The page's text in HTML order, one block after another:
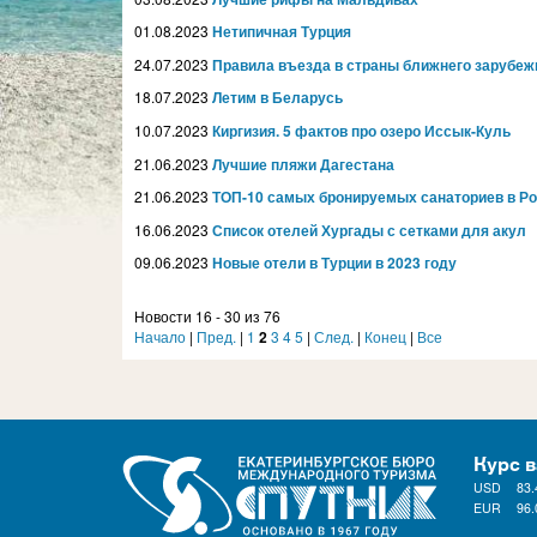
01.08.2023 Нетипичная Турция
24.07.2023 Правила въезда в страны ближнего
18.07.2023 Летим в Беларусь
10.07.2023 Киргизия. 5 фактов про озеро Иссык-Куль
21.06.2023 Лучшие пляжи Дагестана
21.06.2023 ТОП-10 самых бронируемых санаториев в
16.06.2023 Список отелей Хургады с сетками для акул
09.06.2023 Новые отели в Турции в 2023 году
Новости 16 - 30 из 76
Начало | Пред. | 1 23 45 | След. | Конец | Все
Курс
USD
EUR